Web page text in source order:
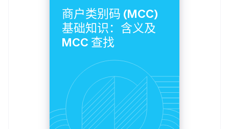
商户类别码 (MCC)
基础知识：含义及
MCC 查找